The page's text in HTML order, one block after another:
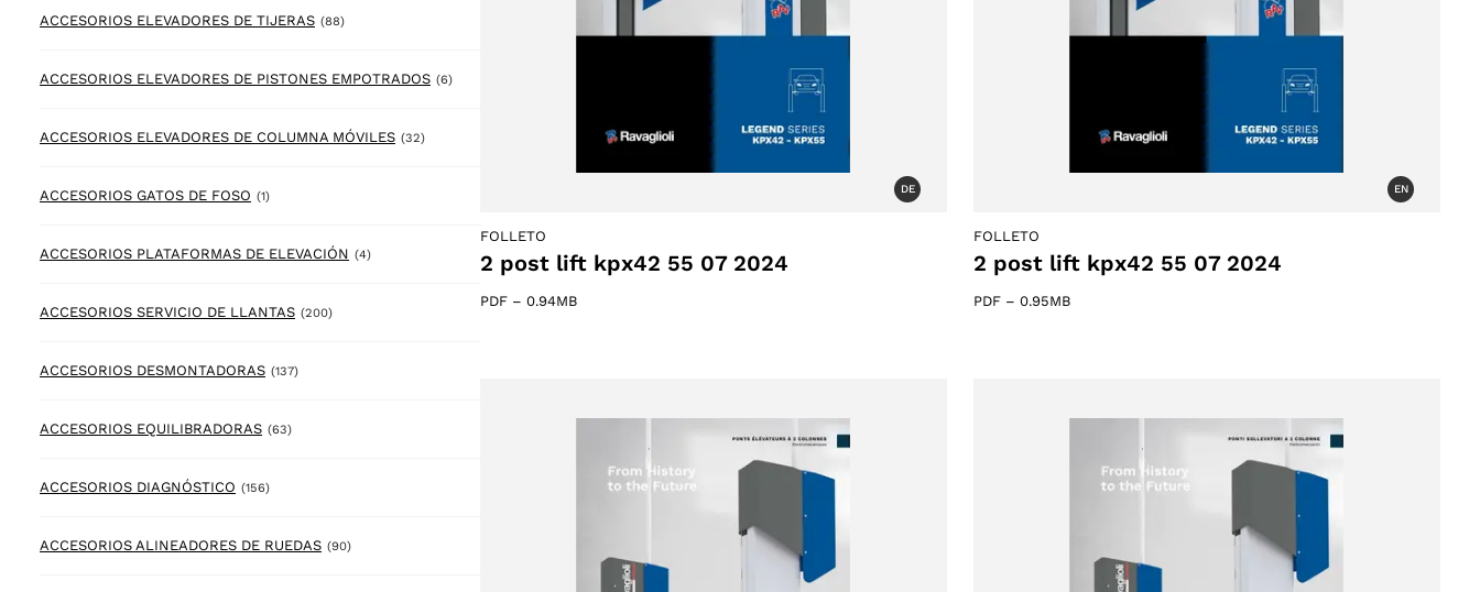
ACCESORIOS ELEVADORES DE TIJERAS (88)88 products
ACCESORIOS ELEVADORES DE PISTONES EMPOTRADOS (6)6 products
ACCESORIOS ELEVADORES DE COLUMNA MÓVILES (32)32 products
ACCESORIOS GATOS DE FOSO (1)1 product
ACCESORIOS PLATAFORMAS DE ELEVACIÓN (4)4 products
ACCESORIOS SERVICIO DE LLANTAS (200)200 products
ACCESORIOS DESMONTADORAS (137)137 products
ACCESORIOS EQUILIBRADORAS (63)63 products
ACCESORIOS DIAGNÓSTICO (156)156 products
ACCESORIOS ALINEADORES DE RUEDAS (90)90 products
DE
FOLLETO
2 post lift kpx42 55 07 2024
PDF – 0.94MB
EN
FOLLETO
2 post lift kpx42 55 07 2024
PDF – 0.95MB